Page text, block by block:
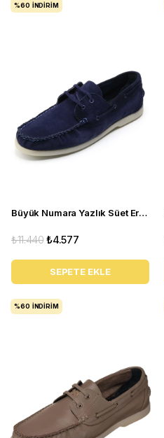
Büyük Numara Yazlık Süet Erkek Ayakkabısı -Utkan001 Lacivert Süet
₺4.577
₺11.440
SEPETE EKLE
%60 İNDIRIM
%60 İNDIRIM